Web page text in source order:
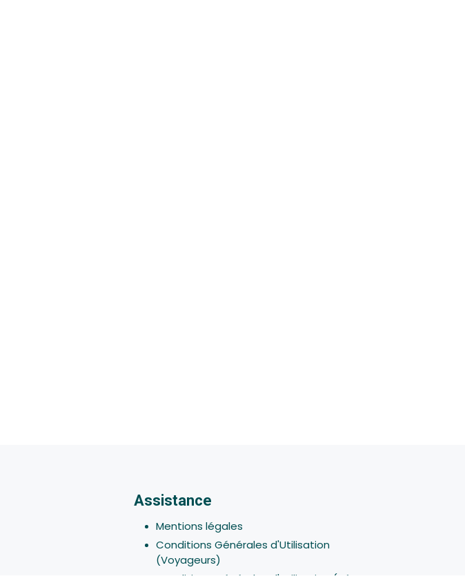
Assistance
Mentions légales
Conditions Générales d'Utilisation
(Voyageurs)
Conditions Générales d'Utilisation (Hôtes -